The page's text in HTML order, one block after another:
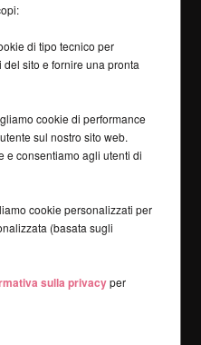
di tipo tecnico per
sito e fornire una pronta
cookie di performance
sul nostro sito web.
e consentiamo agli utenti di
cookie personalizzati per
(basata sugli
sulla privacyper